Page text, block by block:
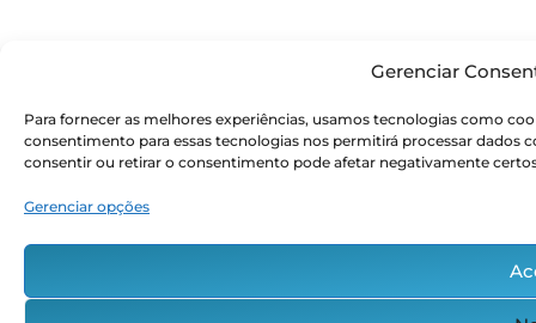
Gerenciar
Para fornecer as melhores experiências, usamos tecnologias como
consentimento para essas tecnologias nos permitirá processar
consentir ou retirar o consentimento pode afetar negativamente
Gerenciar opções